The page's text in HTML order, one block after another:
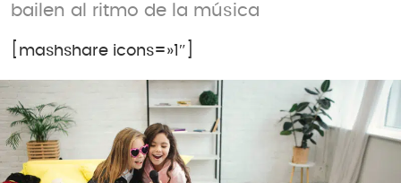
bailen al ritmo de la música
[mashshare icons=»1″]